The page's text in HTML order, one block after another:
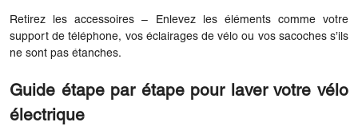
Retirez les accessoires – Enlevez les éléments comme votre
support de téléphone, vos éclairages de vélo ou vos sacoches s’ils
ne sont pas étanches.
Guide étape par étape pour laver votre vélo
électrique